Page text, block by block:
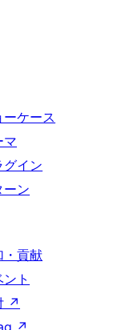
ーケース
マ
グイン
ーン
・貢献
ト
↗